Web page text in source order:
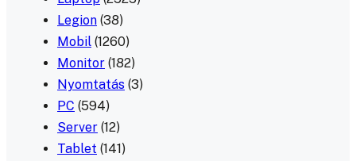
Legion (38)
Mobil (1260)
Monitor (182)
Nyomtatás (3)
PC (594)
Server (12)
Tablet (141)